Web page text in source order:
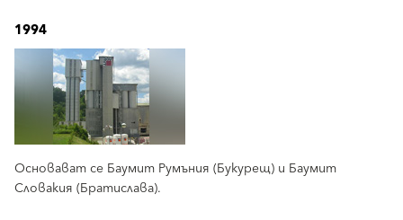
1994
Основават се Баумит Румъния (Букурещ) и Баумит
Словакия (Братислава).